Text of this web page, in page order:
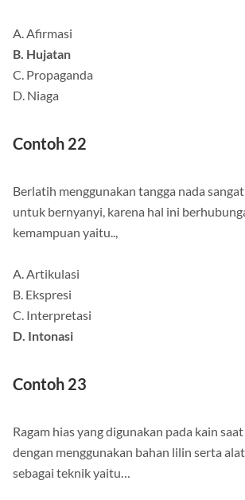
A. Afirmasi
B. Hujatan
C. Propaganda
D. Niaga
Contoh 22
Berlatih menggunakan tangga nada
untuk bernyanyi, karena hal ini
kemampuan yaitu..,
A. Artikulasi
B. Ekspresi
C. Interpretasi
D. Intonasi
Contoh 23
Ragam hias yang digunakan pada kain
dengan menggunakan bahan lilin serta
sebagai teknik yaitu…